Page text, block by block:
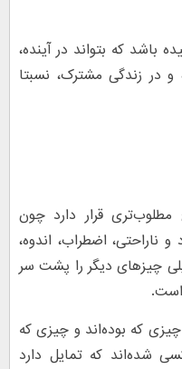
باشد که بتواند در آینده،
و در زندگی مشترک، نسبتا
قرار دارد چون
ناراحتی، اضطراب، اندوه،
چیزهای دیگر را پشت سر
که بوده‌اند و چیزی که
شده‌اند که تمایل دارد